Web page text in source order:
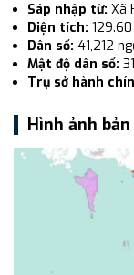
Sáp nhập từ: Xã
Diện tích:
Dân số: 41,212
Mật độ dân số:
Trụ sở hành
Hình ảnh